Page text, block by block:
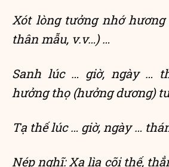
Xót lòng tưởng nhớ
thân mẫu, v.v…) …
Sanh lúc … giờ, ngày …
hưởng thọ (hưởng dương)
Tạ thế lúc … giờ, ngày …
Nép nghĩ: Xa lìa cõi thế,